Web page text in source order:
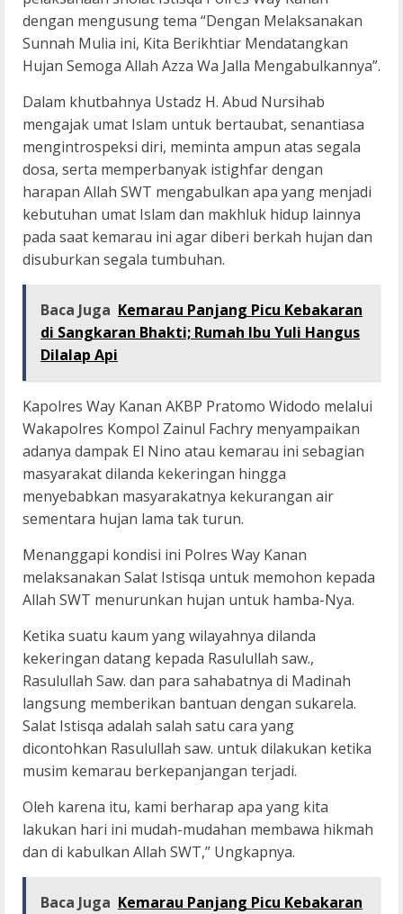
dengan mengusung tema “Dengan Melaksanakan
Sunnah Mulia ini, Kita Berikhtiar Mendatangkan
Hujan Semoga Allah Azza Wa Jalla Mengabulkannya”.
Dalam khutbahnya Ustadz H. Abud Nursihab
mengajak umat Islam untuk bertaubat, senantiasa
mengintrospeksi diri, meminta ampun atas segala
dosa, serta memperbanyak istighfar dengan
harapan Allah SWT mengabulkan apa yang menjadi
kebutuhan umat Islam dan makhluk hidup lainnya
pada saat kemarau ini agar diberi berkah hujan dan
disuburkan segala tumbuhan.
Baca Juga Kemarau Panjang Picu Kebakaran
di Sangkaran Bhakti; Rumah Ibu Yuli Hangus
Dilalap Api
Kapolres Way Kanan AKBP Pratomo Widodo melalui
Wakapolres Kompol Zainul Fachry menyampaikan
adanya dampak El Nino atau kemarau ini sebagian
masyarakat dilanda kekeringan hingga
menyebabkan masyarakatnya kekurangan air
sementara hujan lama tak turun.
Menanggapi kondisi ini Polres Way Kanan
melaksanakan Salat Istisqa untuk memohon kepada
Allah SWT menurunkan hujan untuk hamba-Nya.
Ketika suatu kaum yang wilayahnya dilanda
kekeringan datang kepada Rasulullah saw.,
Rasulullah Saw. dan para sahabatnya di Madinah
langsung memberikan bantuan dengan sukarela.
Salat Istisqa adalah salah satu cara yang
dicontohkan Rasulullah saw. untuk dilakukan ketika
musim kemarau berkepanjangan terjadi.
Oleh karena itu, kami berharap apa yang kita
lakukan hari ini mudah-mudahan membawa hikmah
dan di kabulkan Allah SWT,” Ungkapnya.
Baca Juga Kemarau Panjang Picu Kebakaran